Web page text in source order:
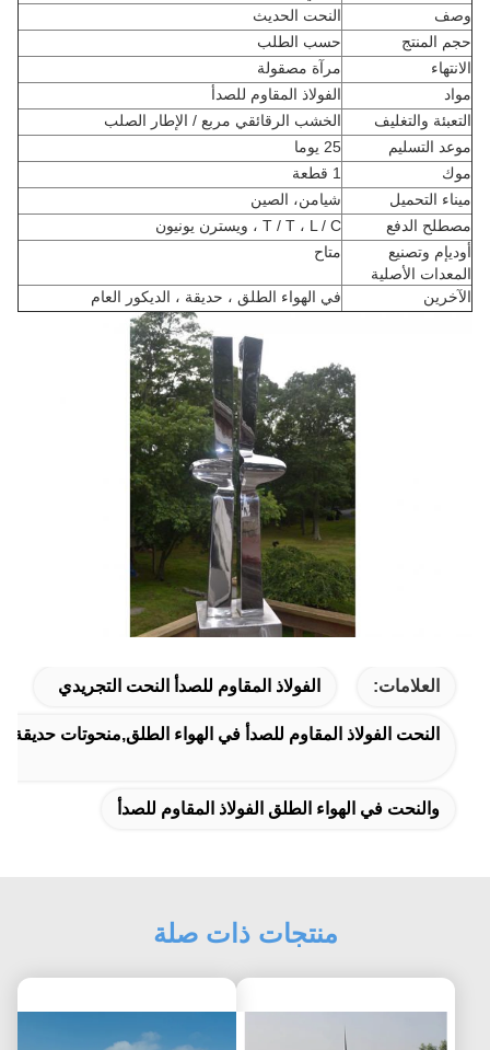
وصف
النحت الحديث
حجم المنتج
حسب الطلب
الانتهاء
مرآة مصقولة
مواد
الفولاذ المقاوم للصدأ
التعبئة والتغليف
الخشب الرقائقي مربع / الإطار الصلب
موعد التسليم
25 يوما
موك
ميناء التحميل
شيامن، الصين
مصطلح الدفع
T / T ، L / C ، ويسترن يونيون
أوديإم وتصنيع
المعدات الأصلية
متاح
الآخرين في الهواء الطلق ، حديقة ، الديكور العام
العلامات: الفولاذ المقاوم للصدأ النحت التجريدي
النحت الفولاذ المقاوم للصدأ في الهواء الطلق,منحوتات حديقة
والنحت في الهواء الطلق الفولاذ المقاوم للصدأ
منتجات ذات صلة